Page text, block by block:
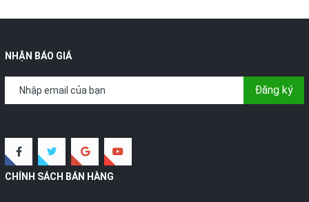
NHẬN BÁO GIÁ
Đăng ký
CHÍNH SÁCH BÁN HÀNG